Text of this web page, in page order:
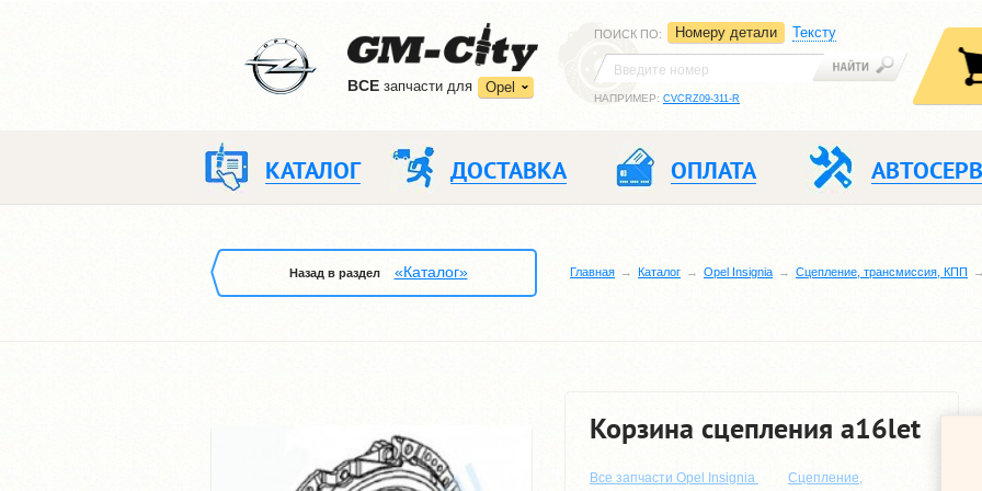
ВCE запчасти для Opel
ПОИСК ПО: Номеру детали Тексту
НАПРИМЕР: CVCRZ09-311-R
КАТАЛОГ ДОСТАВКА ОПЛАТА
Назад в раздел «Каталог» Главная Каталог Opel Insignia Сцепление, трансмиссия, КПП
Корзина сцепления a16let
Все запчасти Opel Insignia
Сцепление,